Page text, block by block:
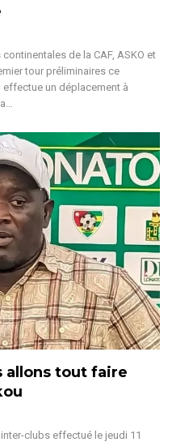
de la CAF, ASKO et
tour préliminaires ce
effectue un déplacement à
…
allons tout faire
clubs effectué le jeudi 11